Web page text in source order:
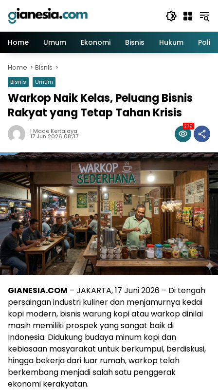
content
Home
Umum Ekonomi Bisnis Hukum Politik
Home Bisnis
Bisnis Umum
Warkop Naik Kelas, Peluang Bisnis
Rakyat yang Tetap Tahan Krisis
I Made Kertajaya
17 Jun 2026 08:37
279
GIANESIA.COM – JAKARTA, 17 Juni 2026 – Di tengah
persaingan industri kuliner dan menjamurnya kedai
kopi modern, bisnis warung kopi atau warkop dinilai
masih memiliki prospek yang sangat baik di
Indonesia. Didukung budaya minum kopi dan
kebiasaan masyarakat untuk berkumpul, berdiskusi,
hingga bekerja dari luar rumah, warkop telah
berkembang menjadi salah satu penggerak
ekonomi kerakyatan.